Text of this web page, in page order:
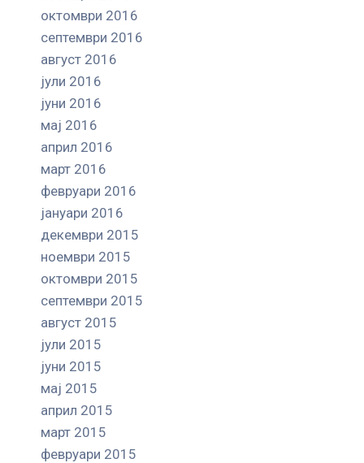
октомври 2016
септември 2016
август 2016
јули 2016
јуни 2016
мај 2016
април 2016
март 2016
февруари 2016
јануари 2016
декември 2015
ноември 2015
октомври 2015
септември 2015
август 2015
јули 2015
јуни 2015
мај 2015
април 2015
март 2015
февруари 2015